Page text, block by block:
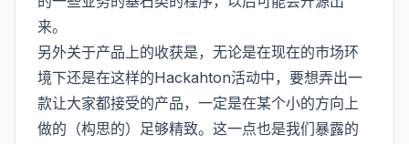
来。
另外关于产品上的收获是，无论是在现在的市场环
境下还是在这样的Hackahton活动中，要想弄出一
款让大家都接受的产品，一定是在某个小的方向上
做的（构思的）足够精致。这一点也是我们暴露的